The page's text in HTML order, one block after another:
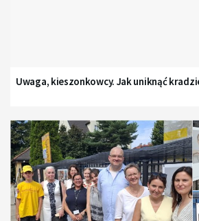
Uwaga, kieszonkowcy. Jak uniknąć